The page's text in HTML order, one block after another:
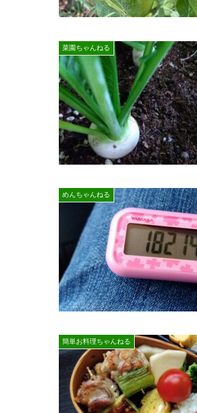
菜園ちゃんねる
めんちゃんねる
簡単お料理ちゃんねる